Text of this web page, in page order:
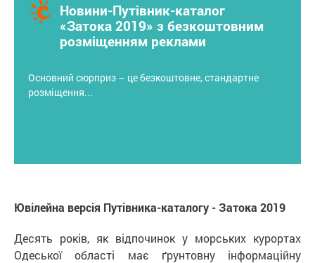
Новини-Путівник-каталог
«Затока 2019» з безкоштовним
розміщенням реклами
Основний сюрприз – це безкоштовне, стандартне
розміщення...
Ювілейна версія Путівника-каталогу - Затока 2019
Десять років, як відпочинок у морських курортах
Одеської області має ґрунтовну інформаційну